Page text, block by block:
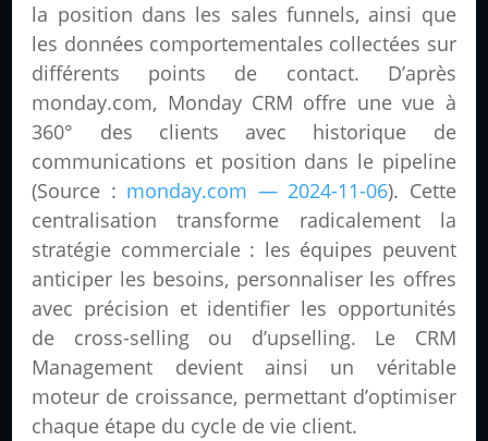
la position dans les sales funnels, ainsi que
les données comportementales collectées sur
différents points de contact. D’après
monday.com, Monday CRM offre une vue à
360° des clients avec historique de
communications et position dans le pipeline
(Source : monday.com — 2024-11-06). Cette
centralisation transforme radicalement la
stratégie commerciale : les équipes peuvent
anticiper les besoins, personnaliser les offres
avec précision et identifier les opportunités
de cross-selling ou d’upselling. Le CRM
Management devient ainsi un véritable
moteur de croissance, permettant d’optimiser
chaque étape du cycle de vie client.